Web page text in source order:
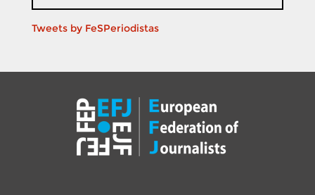
Tweets by FeSPeriodistas